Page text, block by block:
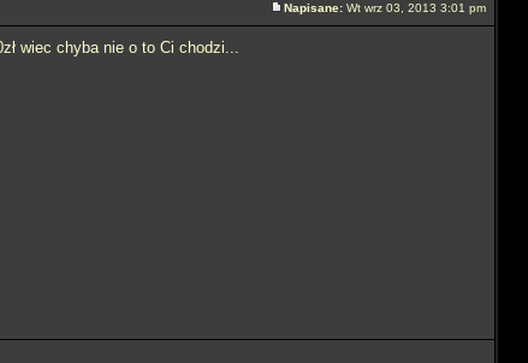
Napisane: Wt wrz 03, 2013 3:01 pm
wiec chyba nie o to Ci chodzi...